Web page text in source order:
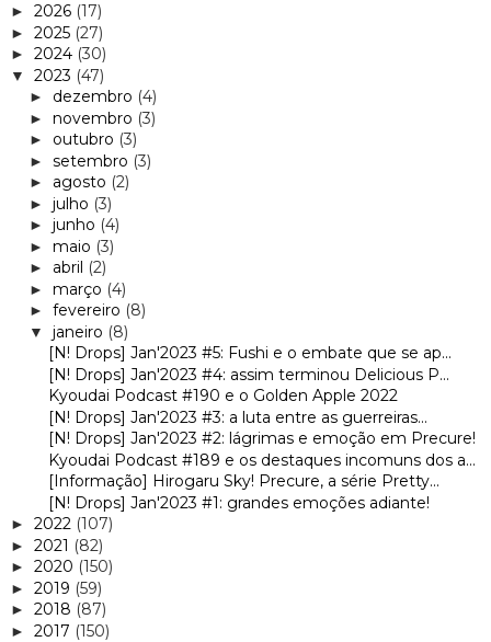
► 2026 (17)
► 2025 (27)
► 2024 (30)
▼ 2023 (47)
► dezembro (4)
► novembro (3)
► outubro (3)
► setembro (3)
► agosto (2)
► julho (3)
► junho (4)
► maio (3)
► abril (2)
► março (4)
► fevereiro (8)
▼ janeiro (8)
[N! Drops] Jan'2023 #5: Fushi e o embate que se ap...
[N! Drops] Jan'2023 #4: assim terminou Delicious P...
Kyoudai Podcast #190 e o Golden Apple 2022
[N! Drops] Jan'2023 #3: a luta entre as guerreiras...
[N! Drops] Jan'2023 #2: lágrimas e emoção em Precure!
Kyoudai Podcast #189 e os destaques incomuns dos a...
[Informação] Hirogaru Sky! Precure, a série Pretty...
[N! Drops] Jan'2023 #1: grandes emoções adiante!
► 2022 (107)
► 2021 (82)
► 2020 (150)
► 2019 (59)
► 2018 (87)
► 2017 (150)